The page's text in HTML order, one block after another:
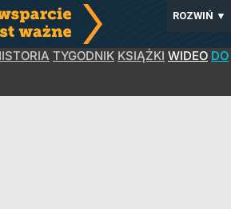
ROZWIŃ ▼
TYGODNIK KSIĄŻKI WIDEO DO